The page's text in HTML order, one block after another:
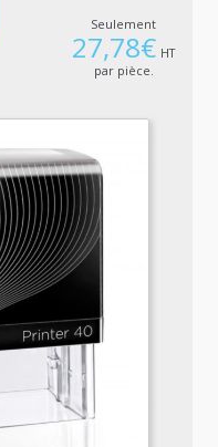
Seulement
27,78€ HT
par pièce.